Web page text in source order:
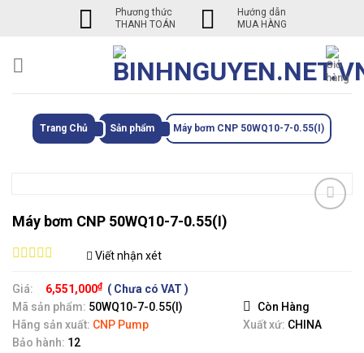
Phương thức
THANH TOÁN
Hướng dẫn
MUA HÀNG
Trang Chủ Sản phẩm Máy bơm CNP 50WQ10-7-0.55(I)
Máy bơm CNP 50WQ10-7-0.55(I)
out
5
Viết nhận xét
Giá: 6,551,000₫ ( Chưa có VAT )
Mã sản phẩm: 50WQ10-7-0.55(I)
Còn Hàng
Hãng sản xuất: CNP Pump Xuất xứ: CHINA
Bảo hành: 12